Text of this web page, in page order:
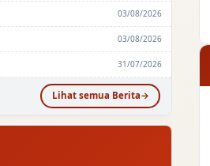
03/08/2026
03/08/2026
31/07/2026
Lihat semua Berita